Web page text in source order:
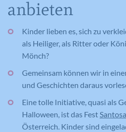
anbieten
Kinder lieben es, sich zu
als Heiliger, als Ritter oder
Mönch?
Gemeinsam können wir in
und Geschichten daraus
Eine tolle Initiative, quasi als
Halloween, ist das Fest
Österreich. Kinder sind
Laufzeit
Zweck
Benutzers
Anbieter Meine Familie
Laufzeit 1 Jahr
Wird von Google
einzuschränken.
Name _gat
Anbieter Google Analytics
Laufzeit 1 Minute
Such- und/oder
oder eindeutige Daten
Anonymisierte Daten
geteilt.
Name NID
Laufzeit 6 Monate
Cookie-Informationen